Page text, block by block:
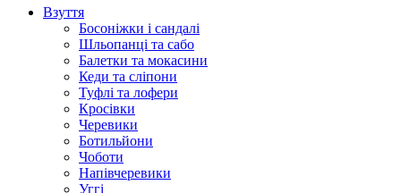
Взуття
Босоніжки і сандалі
Шльопанці та сабо
Балетки та мокасини
Кеди та сліпони
Туфлі та лофери
Кросівки
Черевики
Ботильйони
Чоботи
Напівчеревики
Уггі